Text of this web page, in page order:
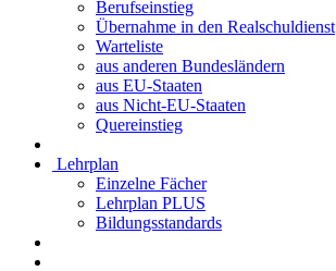
Berufseinstieg
Übernahme in den Realschuldienst
Warteliste
aus anderen Bundesländern
aus EU-Staaten
aus Nicht-EU-Staaten
Quereinstieg
Lehrplan
Einzelne Fächer
Lehrplan PLUS
Bildungsstandards